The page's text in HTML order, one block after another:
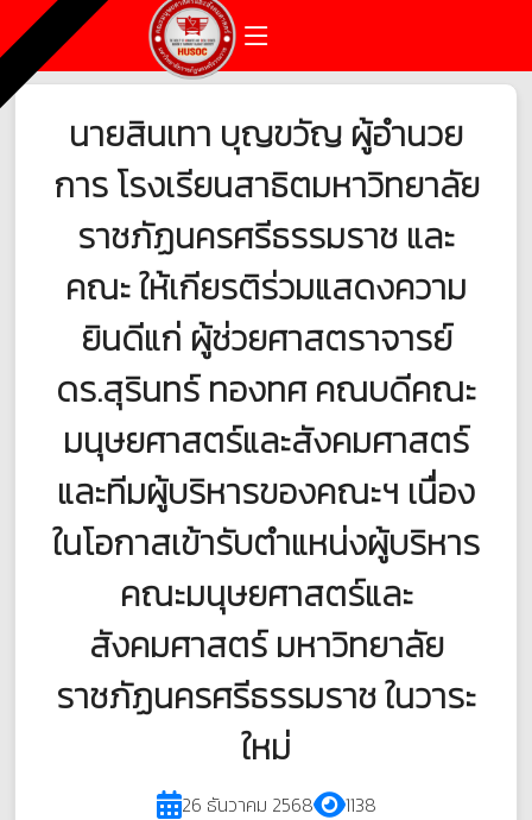
นายสินเทา บุญขวัญ ผู้อำนวย
การ โรงเรียนสาธิตมหาวิทยาลัย
ราชภัฏนครศรีธรรมราช และ
คณะ ให้เกียรติร่วมแสดงความ
ยินดีแก่ ผู้ช่วยศาสตราจารย์
ดร.สุรินทร์ ทองทศ คณบดีคณะ
มนุษยศาสตร์และสังคมศาสตร์
และทีมผู้บริหารของคณะฯ เนื่อง
ในโอกาสเข้ารับตำแหน่งผู้บริหาร
คณะมนุษยศาสตร์และ
สังคมศาสตร์ มหาวิทยาลัย
ราชภัฏนครศรีธรรมราช ในวาระ
ใหม่
26 ธันวาคม 2568 1138